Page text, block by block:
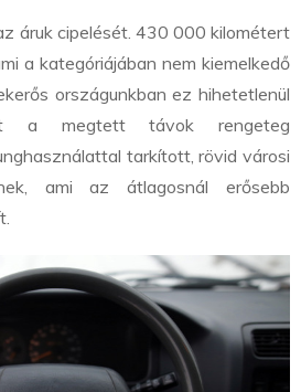
áruk cipelését. 430 000 kilométert
a kategóriájában nem kiemelkedő
országunkban ez hihetetlenül
a megtett távok rengeteg
tarkított, rövid városi
ami az átlagosnál erősebb